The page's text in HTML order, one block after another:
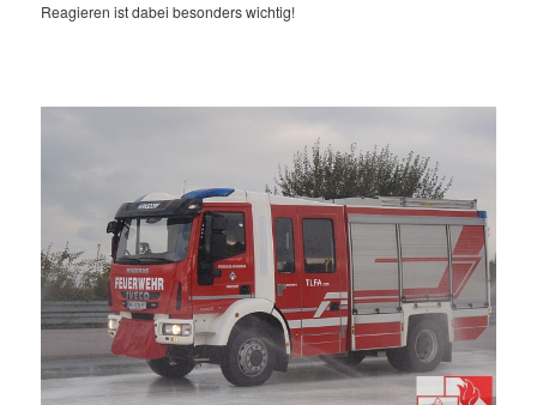
Reagieren ist dabei besonders wichtig!